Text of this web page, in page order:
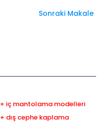
Sonraki Makale
+ iç mantolama modelleri
+ dış cephe kaplama